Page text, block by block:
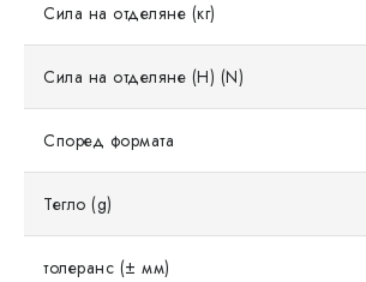
Сила на отделяне (кг)
Сила на отделяне (Н) (N)
Според формата
Тегло (g)
толеранс (± мм)